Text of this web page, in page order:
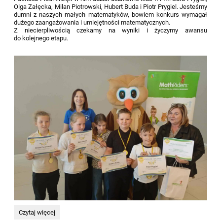
Olga Załęcka, Milan Piotrowski, Hubert Buda i Piotr Prygiel. Jesteśmy
dumni z naszych małych matematyków, bowiem konkurs wymagał
dużego zaangażowania i umiejętności matematycznych.
Z niecierpliwością czekamy na wyniki i życzymy awansu
do kolejnego etapu.
Puchacz
Czytaj więcej